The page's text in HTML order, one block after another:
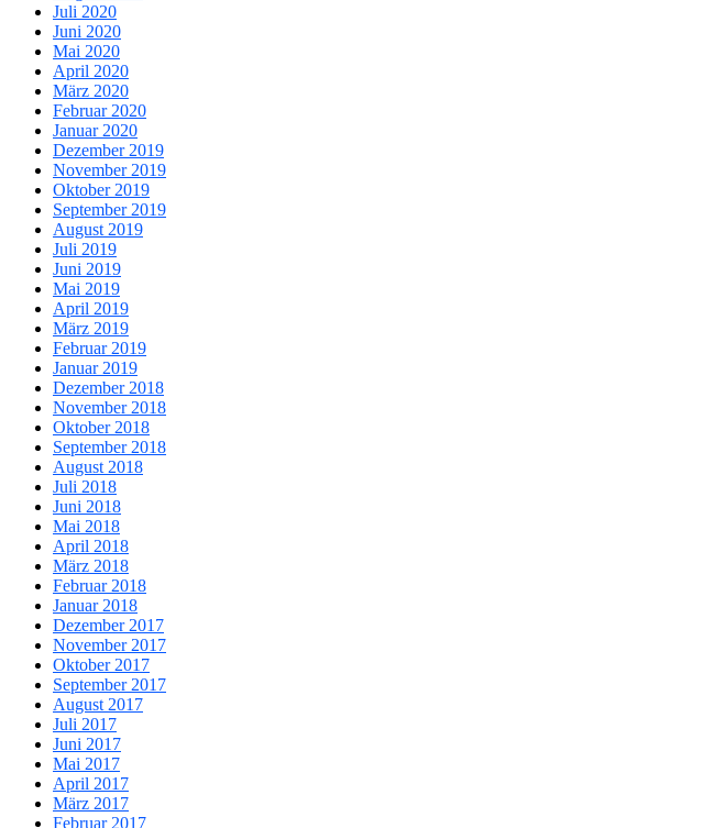
Juli 2020
Juni 2020
Mai 2020
April 2020
März 2020
Februar 2020
Januar 2020
Dezember 2019
November 2019
Oktober 2019
September 2019
August 2019
Juli 2019
Juni 2019
Mai 2019
April 2019
März 2019
Februar 2019
Januar 2019
Dezember 2018
November 2018
Oktober 2018
September 2018
August 2018
Juli 2018
Juni 2018
Mai 2018
April 2018
März 2018
Februar 2018
Januar 2018
Dezember 2017
November 2017
Oktober 2017
September 2017
August 2017
Juli 2017
Juni 2017
Mai 2017
April 2017
März 2017
Februar 2017